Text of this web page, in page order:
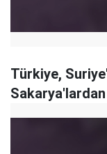
Türkiye,